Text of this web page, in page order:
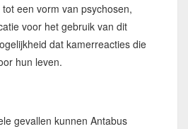
een vorm van psychosen,
voor het gebruik van dit
dat kamerreacties die
hun leven.
gevallen kunnen Antabus